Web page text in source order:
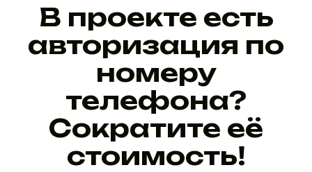
В проекте eсть
авторизация по
номеру
телефона?
Сократите её
стоимость!